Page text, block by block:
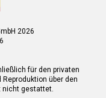
2026
für den privaten
über den
nicht gestattet.